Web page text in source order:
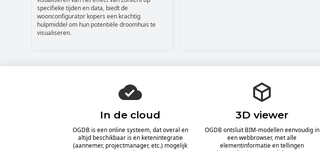
specifieke tijden en data, biedt de
woonconfigurator kopers een krachtig
hulpmiddel om hun potentiële droomhuis te
visualiseren.
In de cloud
OGDB is een online systeem, dat overal en
altijd beschikbaar is en ketenintegratie
(aannemer, projectmanager, etc.) mogelijk
3D viewer
OGDB ontsluit BIM-modellen eenvoudig in
een webbrowser, met alle
elementinformatie en tellingen